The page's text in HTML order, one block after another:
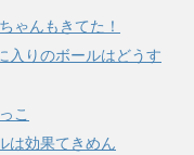
ゃんもきてた！
入りのボールはどうす
こ
は効果てきめん